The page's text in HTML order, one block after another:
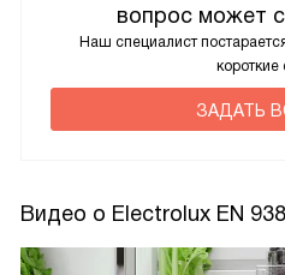
вопрос может
Наш специалист
короткие
ЗАДАТЬ
Видео о Electrolux EN